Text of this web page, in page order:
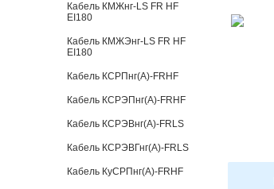
Кабель КМЖнг-LS FR HF
EI180
Кабель КМЖЭнг-LS FR HF
EI180
Кабель КСРПнг(А)-FRHF
Кабель КСРЭПнг(А)-FRHF
Кабель КСРЭВнг(А)-FRLS
Кабель КСРЭВГнг(А)-FRLS
Кабель КуСРПнг(А)-FRHF